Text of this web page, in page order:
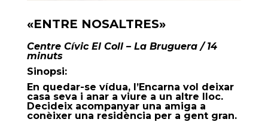
«ENTRE NOSALTRES»
Centre Cívic El Coll – La Bruguera/ 14
minuts
Sinopsi:
En quedar-se vídua, l’Encarna vol deixar
casa seva i anar a viure a un altre lloc.
Decideix acompanyar una amiga a
conèixer una residència per a gent gran.